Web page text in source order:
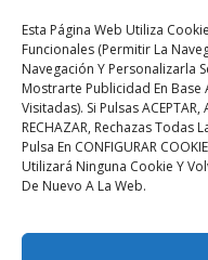
Esta Página Web Utiliza
Funcionales (permitir La
Navegación Y Personalizarla
Mostrarte Publicidad En Base
Visitadas). Si Pulsas
RECHAZAR, Rechazas
Pulsa En CONFIGURAR
Utilizará Ninguna Cookie Y
De Nuevo A La Web.
lo
que
hacemos
y
vendemos.
Aviso legal |